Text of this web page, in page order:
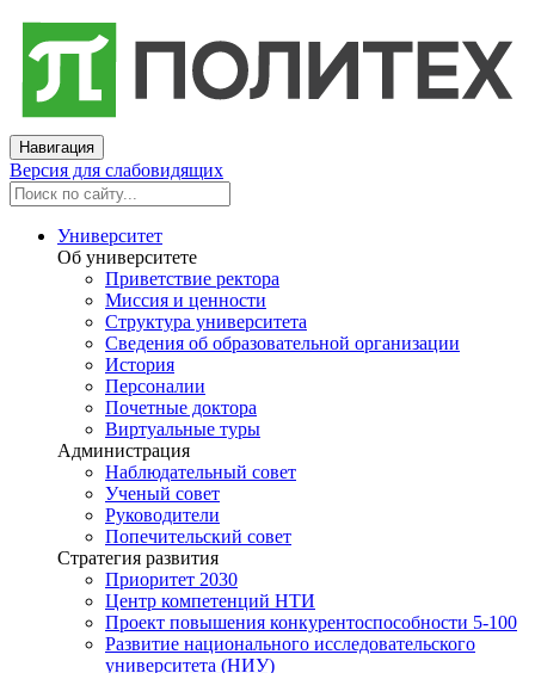
Навигация
Версия для слабовидящих
Университет
Об университете
Приветствие ректора
Миссия и ценности
Структура университета
Сведения об образовательной организации
История
Персоналии
Почетные доктора
Виртуальные туры
Администрация
Наблюдательный совет
Ученый совет
Руководители
Попечительский совет
Стратегия развития
Приоритет 2030
Центр компетенций НТИ
Проект повышения конкурентоспособности 5-100
Развитие национального исследовательского
университета (НИУ)